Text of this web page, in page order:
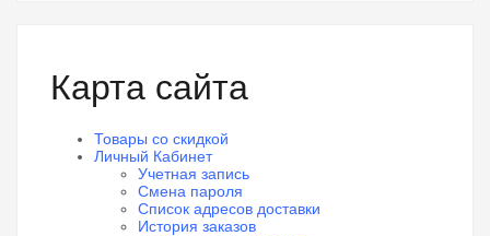
Карта сайта
Товары со скидкой
Личный Кабинет
Учетная запись
Смена пароля
Список адресов доставки
История заказов